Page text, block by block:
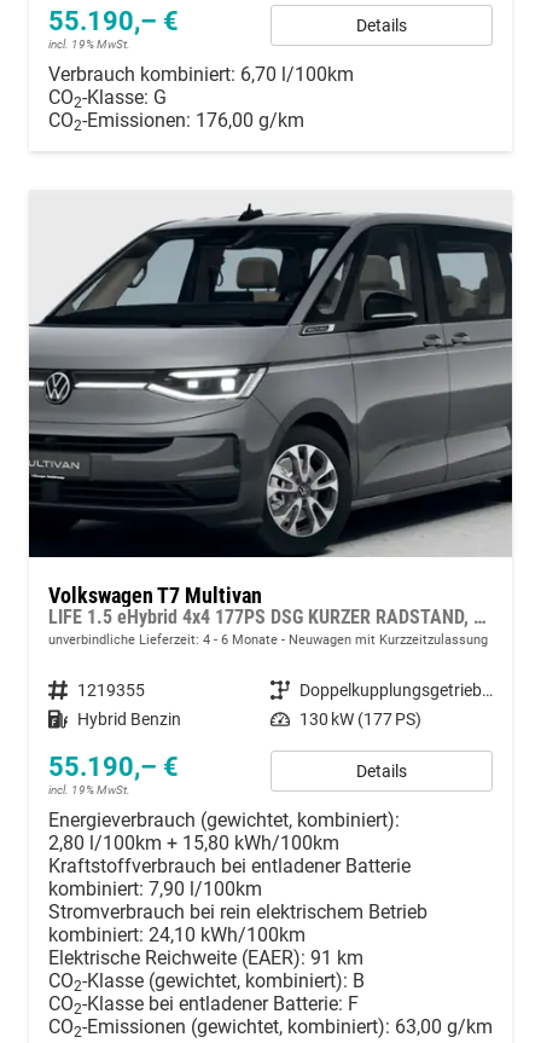
55.190,– €
incl. 19% MwSt.
Details
Verbrauch kombiniert: 6,70 l/100km
CO2-Klasse: G
CO2-Emissionen: 176,00 g/km
Volkswagen T7 Multivan
LIFE 1.5 eHybrid 4x4 177PS DSG KURZER RADSTAND, 7-Sitzer, 17" ALU, Climatic, Parksensoren vorn/hinten, Rückfahrkamera, M-Lederlenkrad, App-Connect, Digital Cockpit Pro, Schiebetüre li/re
unverbindliche Lieferzeit: 4 - 6 Monate Neuwagen mit Kurzzeitzulassung
Fahrzeugnummer 1219355 Getriebe
Doppelkupplungsgetriebe (DSG)
Kraftstoff Hybrid Benzin Leistung 130 kW (177 PS)
55.190,– €
incl. 19% MwSt.
Details
Energieverbrauch (gewichtet, kombiniert):
2,80 l/100km + 15,80 kWh/100km
Kraftstoffverbrauch bei entladener Batterie
kombiniert: 7,90 l/100km
Stromverbrauch bei rein elektrischem Betrieb
kombiniert: 24,10 kWh/100km
Elektrische Reichweite (EAER): 91 km
CO2-Klasse (gewichtet, kombiniert): B
CO2-Klasse bei entladener Batterie: F
CO2-Emissionen (gewichtet, kombiniert): 63,00 g/km